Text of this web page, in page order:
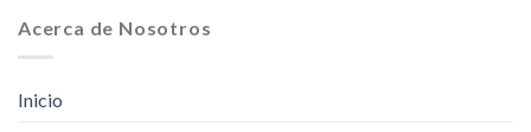
Acerca de Nosotros
Inicio